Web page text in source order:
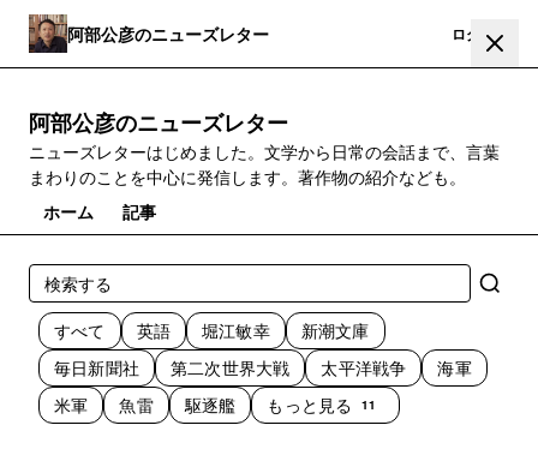
阿部公彦のニューズレター ログイン
阿部公彦のニューズレター
ニューズレターはじめました。文学から日常の会話まで、言葉
まわりのことを中心に発信します。著作物の紹介なども。
ホーム
記事
すべて 英語 堀江敏幸
新潮文庫
毎日新聞社
第二次世界大戦 太平洋戦争
海軍
米軍
魚雷 駆逐艦 もっと見る 11